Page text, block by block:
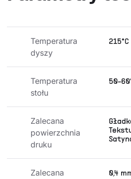
Temperatura
dyszy
215°C
Temperatura
stołu
50-
Zalecana
powierzchnia
druku
Zalecana
0,4